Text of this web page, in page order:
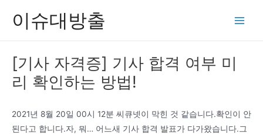
이슈대방출
[기사 자격증] 기사 합격 여부 미
리 확인하는 방법!
2021년 8월 20일 00시 12분 씨큐넷이 막힌 것 같습니다.확인이 안
된다고 합니다.자, 뭐… 어느새 기사 합격 발표가 다가왔습니다.그